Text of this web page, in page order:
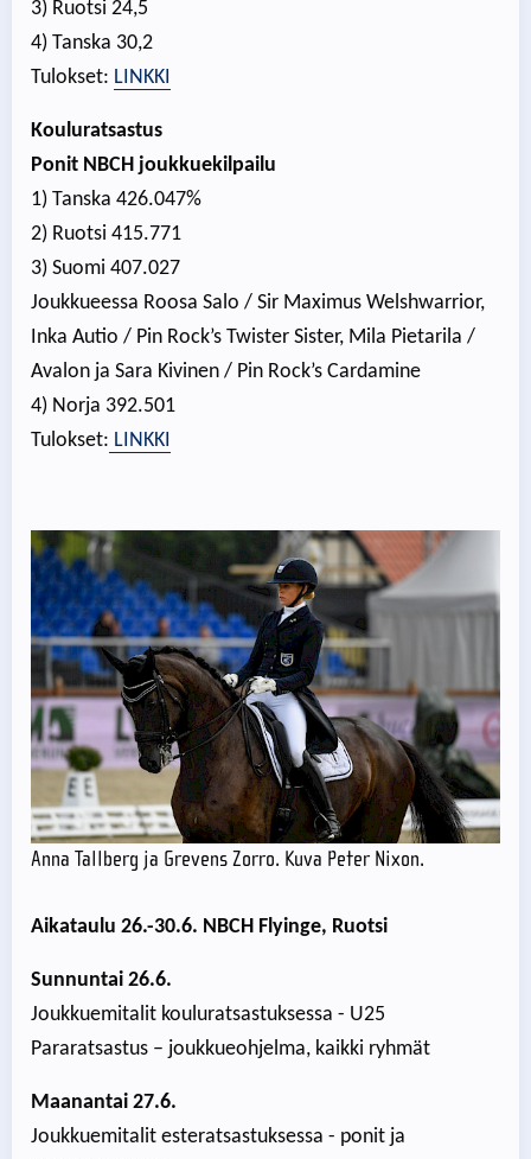
3) Ruotsi 24,5
4) Tanska 30,2
Tulokset: LINKKI
Kouluratsastus
Ponit NBCH joukkuekilpailu
1) Tanska 426.047%
2) Ruotsi 415.771
3) Suomi 407.027
Joukkueessa Roosa Salo / Sir Maximus Welshwarrior,
Inka Autio / Pin Rock’s Twister Sister, Mila Pietarila /
Avalon ja Sara Kivinen / Pin Rock’s Cardamine
4) Norja 392.501
Tulokset: LINKKI
Anna Tallberg ja Grevens Zorro. Kuva Peter Nixon.
Aikataulu 26.-30.6. NBCH Flyinge, Ruotsi
Sunnuntai 26.6.
Joukkuemitalit kouluratsastuksessa - U25
Pararatsastus – joukkueohjelma, kaikki ryhmät
Maanantai 27.6.
Joukkuemitalit esteratsastuksessa - ponit ja